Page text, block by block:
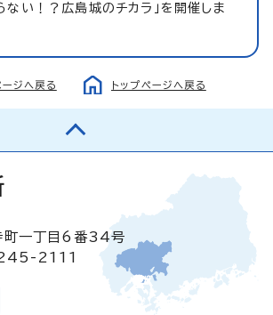
ない！？広島城のチカラ」を開催しま
ージへ戻る トップページへ戻る
町一丁目6番34号
2111